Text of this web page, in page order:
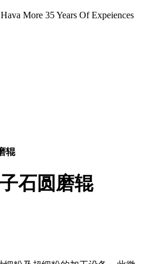
More 35 Years Of Expeiences
辊
石圆磨辊